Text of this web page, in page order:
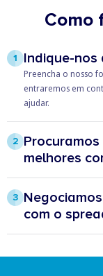
Como
1 Indique-nos
Preencha o nosso
entraremos em
ajudar.
2
melhores
os meses.
3
com o
instituições a